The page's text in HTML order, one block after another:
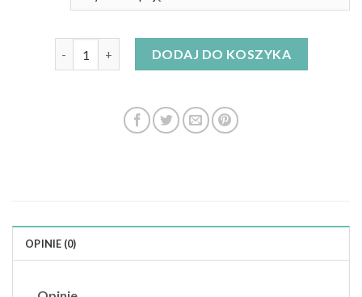
DODAJ DO KOSZYKA
OPINIE (0)